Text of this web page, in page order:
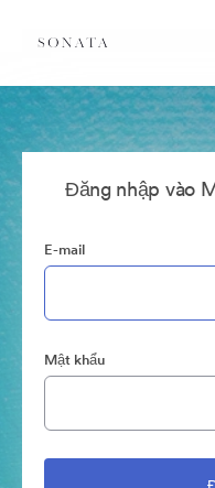
Đăng nhập vào
E-mail
Mật khẩu